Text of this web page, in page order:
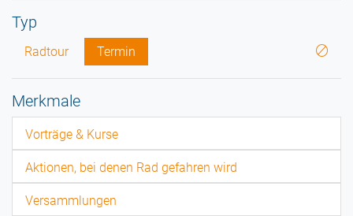
Typ
Radtour Termin
Merkmale
Vorträge & Kurse
Aktionen, bei denen Rad gefahren wird
Versammlungen